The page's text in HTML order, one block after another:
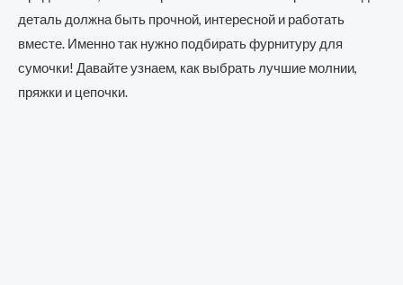
деталь должна быть прочной, интересной и работать
вместе. Именно так нужно подбирать фурнитуру для
сумочки! Давайте узнаем, как выбрать лучшие молнии,
пряжки и цепочки.